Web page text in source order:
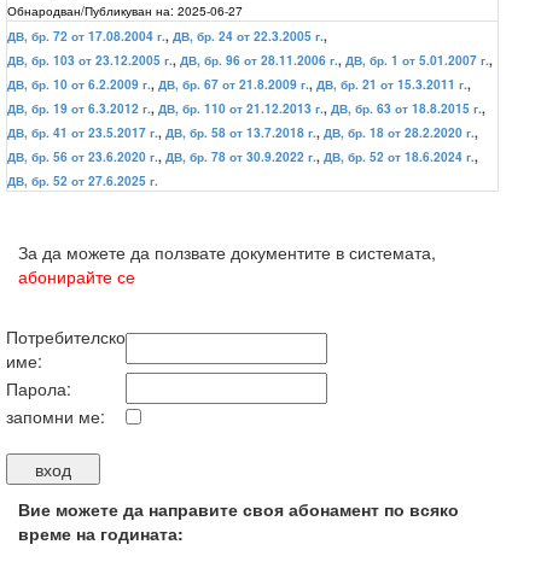
Обнародван/Публикуван на: 2025-06-27
ДВ, бр. 72 от 17.08.2004 г., ДВ, бр. 24 от 22.3.2005 г.,
ДВ, бр. 103 от 23.12.2005 г., ДВ, бр. 96 от 28.11.2006 г., ДВ, бр. 1 от 5.01.2007 г.,
ДВ, бр. 10 от 6.2.2009 г., ДВ, бр. 67 от 21.8.2009 г., ДВ, бр. 21 от 15.3.2011 г.,
ДВ, бр. 19 от 6.3.2012 г., ДВ, бр. 110 от 21.12.2013 г., ДВ, бр. 63 от 18.8.2015 г.,
ДВ, бр. 41 от 23.5.2017 г., ДВ, бр. 58 от 13.7.2018 г., ДВ, бр. 18 от 28.2.2020 г.,
ДВ, бр. 56 от 23.6.2020 г., ДВ, бр. 78 от 30.9.2022 г., ДВ, бр. 52 от 18.6.2024 г.,
ДВ, бр. 52 от 27.6.2025 г.
За да можете да ползвате документите в системата,
абонирайте се
Потребителско
име:
Парола:
запомни ме:
Вие можете да направите своя абонамент по всяко
време на годината: